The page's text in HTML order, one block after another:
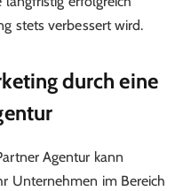
stets verbessert wird.
durch eine
Agentur kann
Unternehmen im Bereich